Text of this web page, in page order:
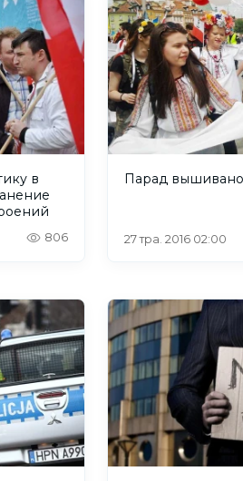
в
806
Парад
27 тра. 2016 02:00